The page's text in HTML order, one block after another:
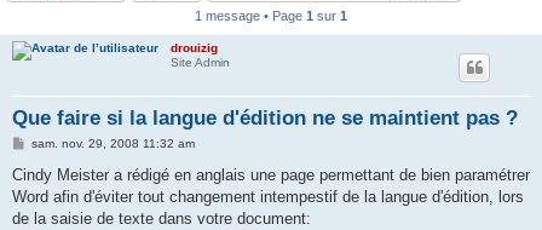
1 message • Page 1 sur 1
drouizig
Site Admin
Que faire si la langue d'édition ne se maintient pas ?
M
s
a
g
sam. nov. 29, 2008 11:32 am
Cindy Meister a rédigé en anglais une page permettant de bien paramétrer
Word afin d'éviter tout changement intempestif de la langue d'édition, lors
de la saisie de texte dans votre document: